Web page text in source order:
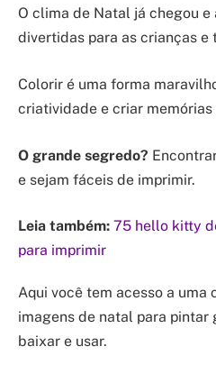
O clima de Natal já chegou
divertidas para as crianças e
Colorir é uma forma
criatividade e criar memórias
O grande segredo?
e sejam fáceis de imprimir.
Leia também: 75 hello kitty
para imprimir
Aqui você tem acesso a uma
imagens de natal para pintar
baixar e usar.